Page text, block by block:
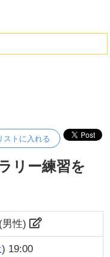
ストに入れる
リー練習を
男性)
) 19:00